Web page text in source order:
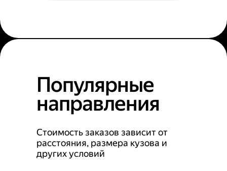
Популярные
направления
Стоимость заказов зависит от
расстояния, размера кузова и
других условий